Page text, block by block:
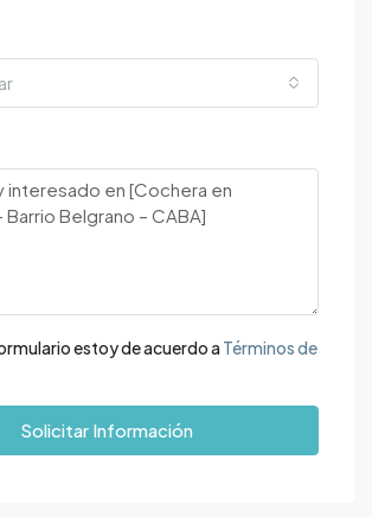
estoy de acuerdo a Términos de
Solicitar Información